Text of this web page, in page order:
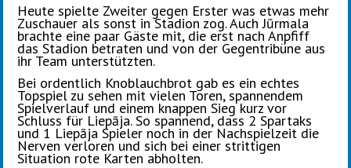
Heute spielte Zweiter gegen Erster was etwas mehr
Zuschauer als sonst in Stadion zog. Auch Jūrmala
brachte eine paar Gäste mit, die erst nach Anpfiff
das Stadion betraten und von der Gegentribüne aus
ihr Team unterstützten.
Bei ordentlich Knoblauchbrot gab es ein echtes
Topspiel zu sehen mit vielen Toren, spannendem
Spielverlauf und einem knappen Sieg kurz vor
Schluss für Liepāja. So spannend, dass 2 Spartaks
und 1 Liepāja Spieler noch in der Nachspielzeit die
Nerven verloren und sich bei einer strittigen
Situation rote Karten abholten.